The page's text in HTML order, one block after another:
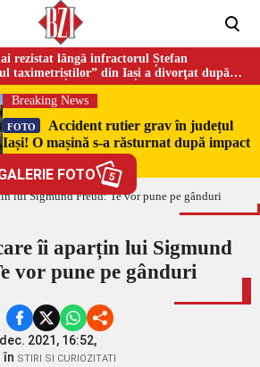
rezistat lângă infractorul Ștefan
taximetriștilor” din Iași a divorţat după
Breaking News
FOTO
Accident rutier grav în județul
Iași! O mașină s-a răsturnat după impact
FOTO 5
îi aparțin lui Sigmund
vor pune pe gânduri
2021, 16:52,
în STIRI SI CURIOZITATI